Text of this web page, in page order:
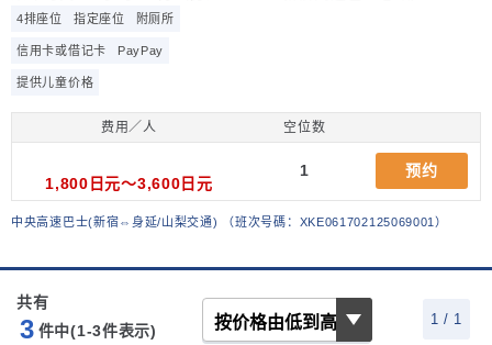
中央高速巴士(新宿⇔身延/山梨交通) （班次号碼：XKE061702125069001）
4排座位 指定座位 附厕所
信用卡或借记卡 PayPay
提供儿童价格
费用／人 空位数
1,800日元～3,600日元
1 预约
共有
3 件中(1-3件表示)
1 / 1